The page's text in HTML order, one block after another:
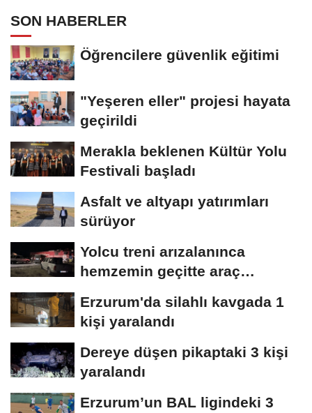
SON HABERLER
Öğrencilere güvenlik eğitimi
"Yeşeren eller" projesi hayata
geçirildi
Merakla beklenen Kültür Yolu
Festivali başladı
Asfalt ve altyapı yatırımları
sürüyor
Yolcu treni arızalanınca
hemzemin geçitte araç
Erzurum'da silahlı kavgada 1
kişi yaralandı
Dereye düşen pikaptaki 3 kişi
yaralandı
Erzurum’un BAL ligindeki 3